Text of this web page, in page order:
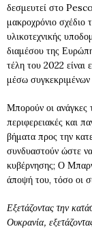
δεσμευτεί στο
μακροχρόνιο
υλικοτεχνικής
διαμέσου της
τέλη του 2022 είναι
μέσω
Μπορούν οι ανάγκες
περιφερειακές και
βήματα προς την
συνδυαστούν ώστε
κυβέρνησης; Ο
άποψή του, τόσο οι
Εξετάζοντας την
Ουκρανία,